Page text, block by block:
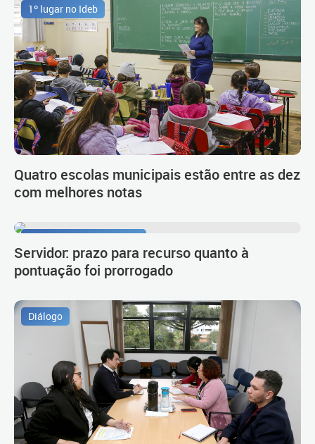
1º lugar no Ideb
Quatro escolas municipais estão entre as dez
com melhores notas
Servidor: prazo para recurso quanto à
pontuação foi prorrogado
Diálogo